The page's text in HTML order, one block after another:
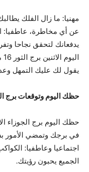
مهنيا: ما زال الفلك
عن أي مخاطرة، عاطفيا:
يدفعانك لتحقق نجاحا
يقول لك عليك التمهل
حظك اليوم وتوقعات برج الجوزاء (22
في برجك وتمضي الأمور
اجتماعيا وعاطفيا:
الجميع يحبون رؤيتك.